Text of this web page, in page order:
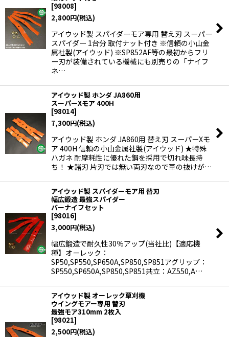
[98008]
2,800円(税込)
アイウッド製 スパイダーモア専用 替え刃 スーパー
スパイダー 1台分 取付ナット付き ※信頼の小山金
属社製(アイウッド) ※SP852AF等の最初からフリ
ー刃が装備されている機械にも別売りの「ナイフ
ネ…
アイウッド製 ホンダ JA860用
スーパーXモア 400H
[98014]
7,300円(税込)
アイウッド製 ホンダ JA860用 替え刃 スーパーXモ
ア 400H 信頼の小山金属社製(アイウッド) ★特殊
ハガネ 耐摩耗性に優れた鋼を採用で切れ味長持
ち！ ★諸刃 片刃では無い両刃なので草の抜けが…
アイウッド製 スパイダーモア用 替刃
幅広鍛造 最強スパイダー
バーナイフセット
[98016]
3,000円(税込)
幅広鍛造で耐久性30％アップ(当社比)【適応機
種】オーレック：
SP50,SP550,SP650A,SP850,SP851アグリップ：
SP550,SP650A,SP850,SP851共立：AZ550,A…
アイウッド製 オーレック草刈機
ウイングモアー専用 替刃
最強モア310mm 2枚入
[98021]
2,500円(税込)